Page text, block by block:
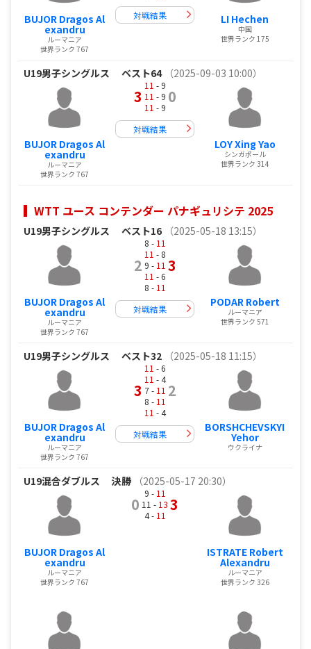
BUJOR Dragos Al
exandru
ルーマニア
世界ランク 767
対戦結果 LI Hechen
中国
世界ランク 175
U19男子シングルス ベスト64 （2025-09-03 10:00）
BUJOR Dragos Al
exandru
ルーマニア
世界ランク 767
3
11 - 9
11 - 9
11 - 9
0
対戦結果
LOY Xing Yao
シンガポール
世界ランク 314
WTT ユース コンテンダー パナギュリシテ 2025
U19男子シングルス ベスト16 （2025-05-18 13:15）
BUJOR Dragos Al
exandru
ルーマニア
世界ランク 767
2
8 - 11
11 - 8
9 - 11
11 - 6
8 - 11
3
対戦結果
PODAR Robert
ルーマニア
世界ランク 571
U19男子シングルス ベスト32 （2025-05-18 11:15）
BUJOR Dragos Al
exandru
ルーマニア
世界ランク 767
3
11 - 6
11 - 4
7 - 11
8 - 11
11 - 4
2
対戦結果
BORSHCHEVSKYI
Yehor
ウクライナ
U19混合ダブルス 決勝 （2025-05-17 20:30）
BUJOR Dragos Al
exandru
ルーマニア
世界ランク 767
0
9 - 11
11 - 13
4 - 11
3
ISTRATE Robert
Alexandru
ルーマニア
世界ランク 326